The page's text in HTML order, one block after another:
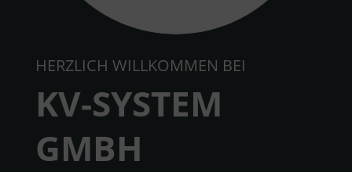
HERZLICH WILLKOMMEN BEI
KV-SYSTEM
GMBH